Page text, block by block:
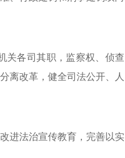
关各司其职，监察权、侦查
离改革，健全司法公开、人
进法治宣传教育，完善以实